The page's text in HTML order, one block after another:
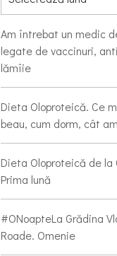
Am întrebat un medic
legate de vaccinuri,
lămîie
Dieta Oloproteică. Ce
beau, cum dorm, cât
Dieta Oloproteică de la
Prima lună
#ONoapteLa Grădina
Roade. Omenie